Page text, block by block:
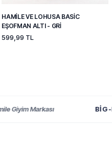
HAMILE VE LOHUSA BASIC
EŞOFMAN ALTI - GRI
599,99 TL
Markası BIG-